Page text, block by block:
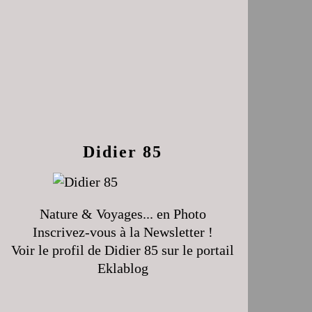
Didier 85
Nature & Voyages... en Photo
Inscrivez-vous à la Newsletter !
Voir le profil de Didier 85 sur le portail
Eklablog